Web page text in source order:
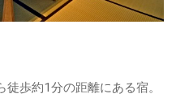
徒歩約1分の距離にある宿。